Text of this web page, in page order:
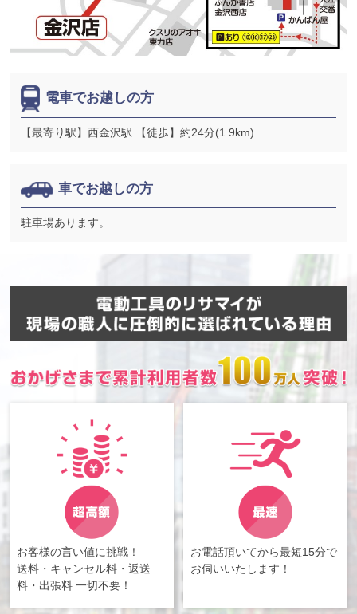
電車でお越しの方
【最寄り駅】西金沢駅 【徒歩】約24分(1.9km)
車でお越しの方
駐車場あります。
お客様の言い値に挑戦！
送料・キャンセル料・返送
料・出張料 一切不要！
お電話頂いてから最短15分で
お伺いいたします！